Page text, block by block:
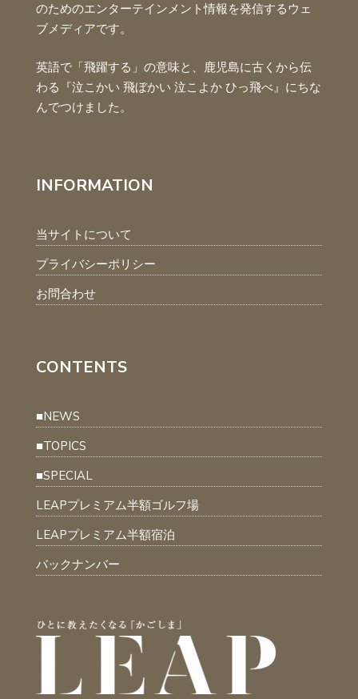
のためのエンターテインメント情報を発信するウェ
ブメディアです。
英語で「飛躍する」の意味と、鹿児島に古くから伝
わる『泣こかい 飛ぼかい 泣こよか ひっ飛べ』にちな
んでつけました。
INFORMATION
当サイトについて
プライバシーポリシー
お問合わせ
CONTENTS
■NEWS
■TOPICS
■SPECIAL
LEAPプレミアム半額ゴルフ場
LEAPプレミアム半額宿泊
バックナンバー